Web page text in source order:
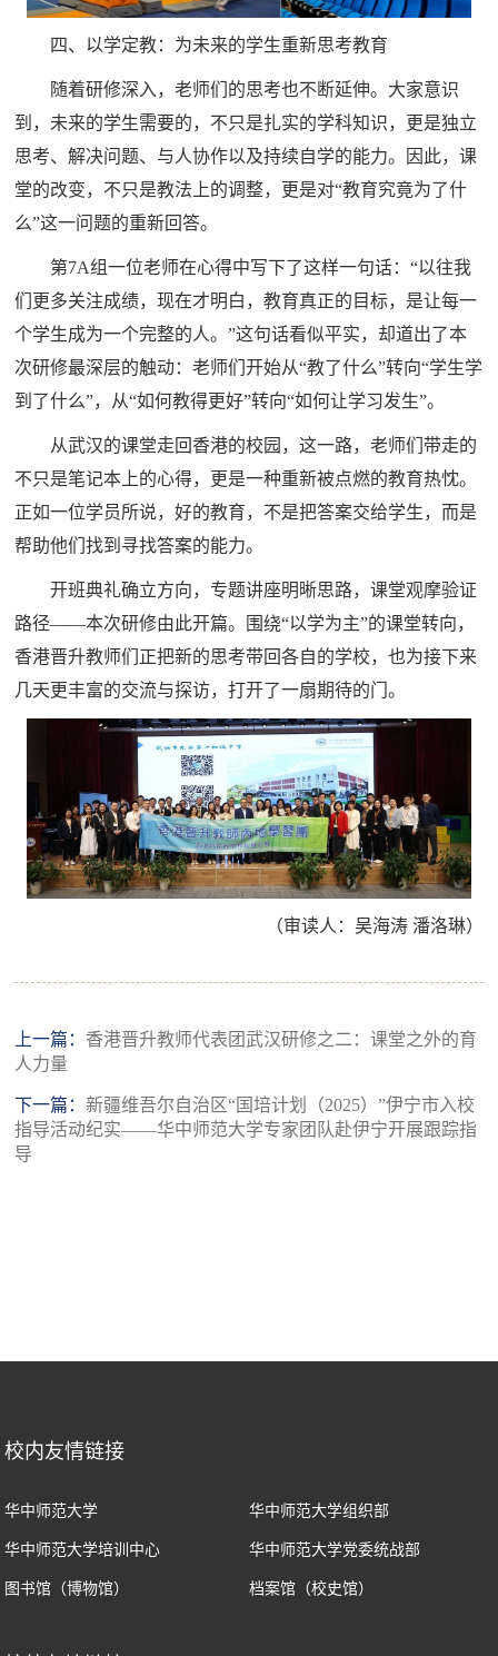
四、以学定教：为未来的学生重新思考教育
随着研修深入，老师们的思考也不断延伸。大家意识
到，未来的学生需要的，不只是扎实的学科知识，更是独立
思考、解决问题、与人协作以及持续自学的能力。因此，课
堂的改变，不只是教法上的调整，更是对“教育究竟为了什
么”这一问题的重新回答。
第7A组一位老师在心得中写下了这样一句话：“以往我
们更多关注成绩，现在才明白，教育真正的目标，是让每一
个学生成为一个完整的人。”这句话看似平实，却道出了本
次研修最深层的触动：老师们开始从“教了什么”转向“学生学
到了什么”，从“如何教得更好”转向“如何让学习发生”。
从武汉的课堂走回香港的校园，这一路，老师们带走的
不只是笔记本上的心得，更是一种重新被点燃的教育热忱。
正如一位学员所说，好的教育，不是把答案交给学生，而是
帮助他们找到寻找答案的能力。
开班典礼确立方向，专题讲座明晰思路，课堂观摩验证
路径——本次研修由此开篇。围绕“以学为主”的课堂转向，
香港晋升教师们正把新的思考带回各自的学校，也为接下来
几天更丰富的交流与探访，打开了一扇期待的门。
（审读人：吴海涛 潘洛琳）
上一篇： 香港晋升教师代表团武汉研修之二：课堂之外的育
人力量
下一篇：新疆维吾尔自治区“国培计划（2025）”伊宁市入校
指导活动纪实——华中师范大学专家团队赴伊宁开展跟踪指
导
校内友情链接
华中师范大学 华中师范大学组织部
华中师范大学培训中心 华中师范大学党委统战部
图书馆（博物馆） 档案馆（校史馆）